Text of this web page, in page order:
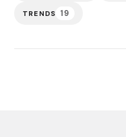
TRENDS 19